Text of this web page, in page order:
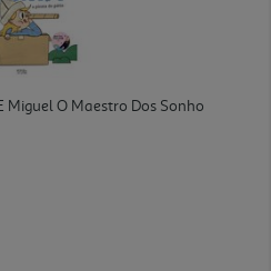
Miguel O Maestro Dos Sonho